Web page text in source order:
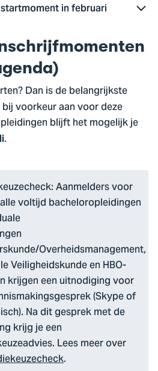
in februari
Dan is de belangrijkste
voorkeur aan voor deze
blijft het mogelijk je
.
Aanmelders voor
voltijd bacheloropleidingen
Overheidsmanagement,
Veiligheidskunde en HBO-
krijgen een uitnodiging voor
(Skype of
Na dit gesprek met de
krijg je een
Lees meer over
.